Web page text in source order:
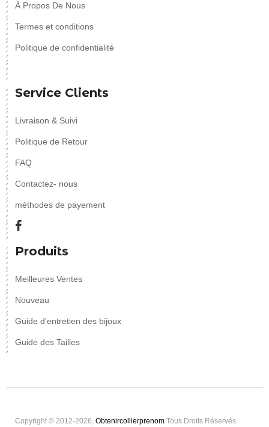
À Propos De Nous
Termes et conditions
Politique de confidentialité
Service Clients
Livraison & Suivi
Politique de Retour
FAQ
Contactez- nous
méthodes de payement
Produits
Meilleures Ventes
Nouveau
Guide d'entretien des bijoux
Guide des Tailles
Copyright © 2012-2026, Obtenircollierprenom Tous Droits Réservés.